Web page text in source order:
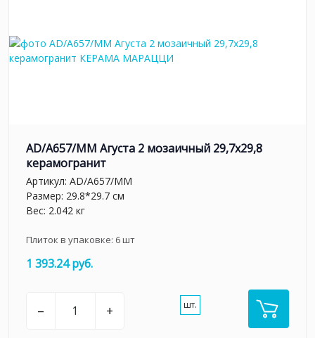
AD/A657/MM Агуста 2 мозаичный 29,7х29,8
керамогранит
Артикул: AD/A657/MM
Размер: 29.8*29.7 см
Вес: 2.042 кг
Плиток в упаковке: 6шт
1 393.24 руб.
– + шт.